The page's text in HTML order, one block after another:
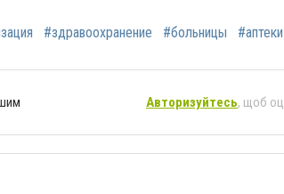
#здравоохранение #больницы #аптеки
Авторизуйтесь, щоб